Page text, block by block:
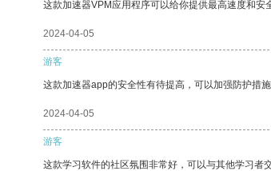
这款加速器VPM应用程序可以给你提供最高速度和安
2024-04-05
游客
这款加速器app的安全性有待提高，可以加强防护措施
2024-04-05
游客
这款学习软件的社区氛围非常好，可以与其他学习者